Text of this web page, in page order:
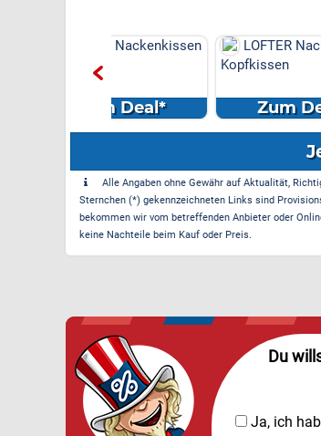
LOFTER Nackenkissen
Zum Deal*
Alle Angaben ohne Gewähr auf Aktualität,
Sternchen (*) gekennzeichneten Links sind
bekommen wir vom betreffenden Anbieter oder
keine Nachteile beim Kauf oder Preis.
Du
Ja, ich